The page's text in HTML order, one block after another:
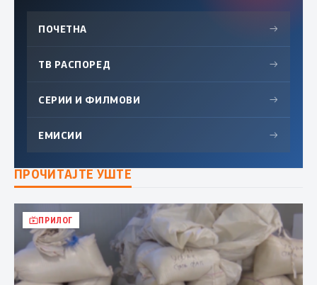
ПОЧЕТНА →
ТВ РАСПОРЕД →
СЕРИИ И ФИЛМОВИ →
ЕМИСИИ →
ПРОЧИТАЈТЕ УШТЕ
ПРИЛОГ